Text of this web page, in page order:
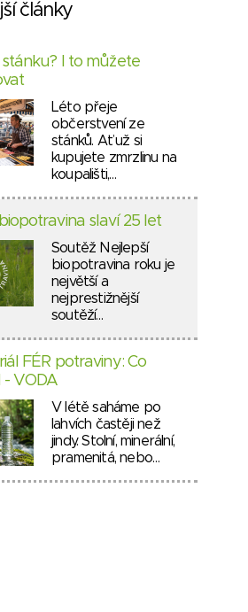
články
I to můžete
Léto přeje
občerstvení ze
stánků. Ať už si
kupujete zmrzlinu na
koupališti,…
slaví 25 let
Soutěž Nejlepší
biopotravina roku je
největší a
nejprestižnější
soutěží…
FÉR potraviny: Co
- VODA
V létě saháme po
lahvích častěji než
jindy. Stolní, minerální,
pramenitá, nebo…